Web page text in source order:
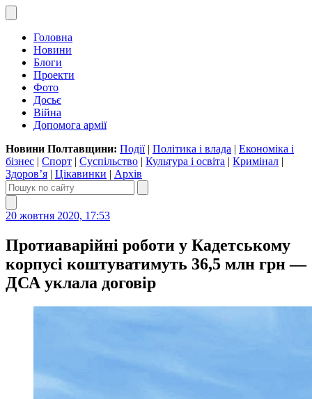
Головна
Новини
Блоги
Проекти
Фото
Досьє
Війна
Допомога армії
Новини Полтавщини: Події| Політика і влада | Економіка і
бізнес | Спорт | Суспільство | Культура і освіта | Кримінал |
Здоров’я | Цікавинки | Архів
20 жовтня 2020, 17:53
Протиаварійні роботи у Кадетському
корпусі коштуватимуть 36,5 млн грн —
ДСА уклала договір